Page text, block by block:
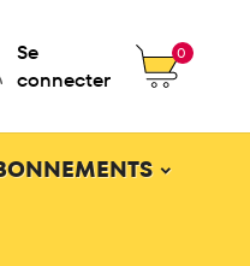
Se
connecter
0